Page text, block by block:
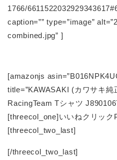
1766/
caption=”” type=”image”
combined.jpg” ]
[amazonjs
title=”KAWASAKI (カワサキ
RacingTeam Tシャツ
[threecol_one]いいねクリッ
[threecol_two_last]
[/threecol_two_last]